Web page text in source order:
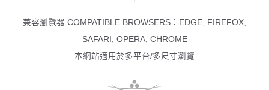
兼容瀏覽器 COMPATIBLE BROWSERS：EDGE, FIREFOX,
SAFARI, OPERA, CHROME
本網站適用於多平台/多尺寸瀏覽